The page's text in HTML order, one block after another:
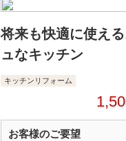
将来も快適に使え
ュなキッチン
キッチンリフォーム
お客様のご要望